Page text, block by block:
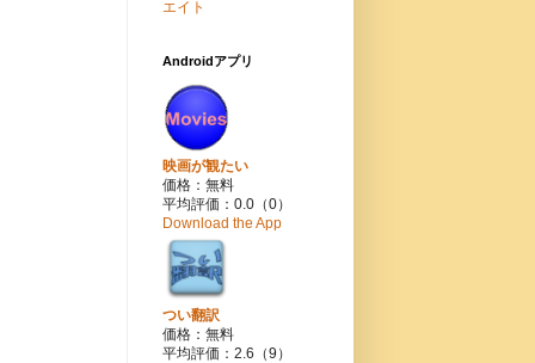
Androidアプリ
映画が観たい
価格：無料
平均評価：0.0（0）
Download the App
つい翻訳
価格：無料
平均評価：2.6（9）